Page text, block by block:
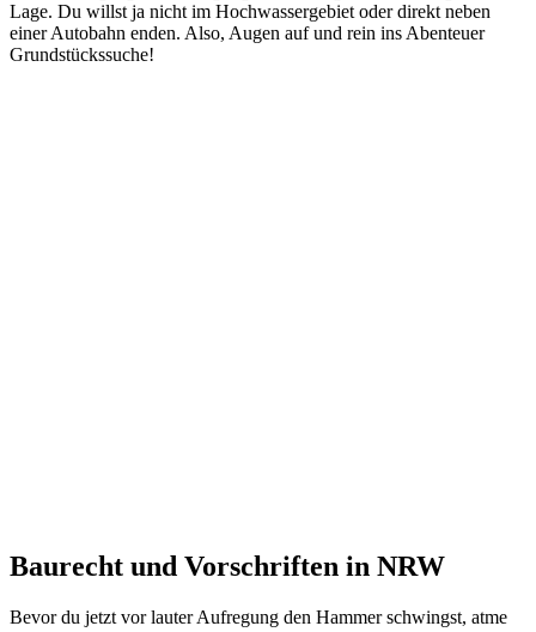
Lage. Du willst ja nicht im Hochwassergebiet oder direkt neben
einer Autobahn enden. Also, Augen auf und rein ins Abenteuer
Grundstückssuche!
Baurecht und Vorschriften in NRW
Bevor du jetzt vor lauter Aufregung den Hammer schwingst, atme